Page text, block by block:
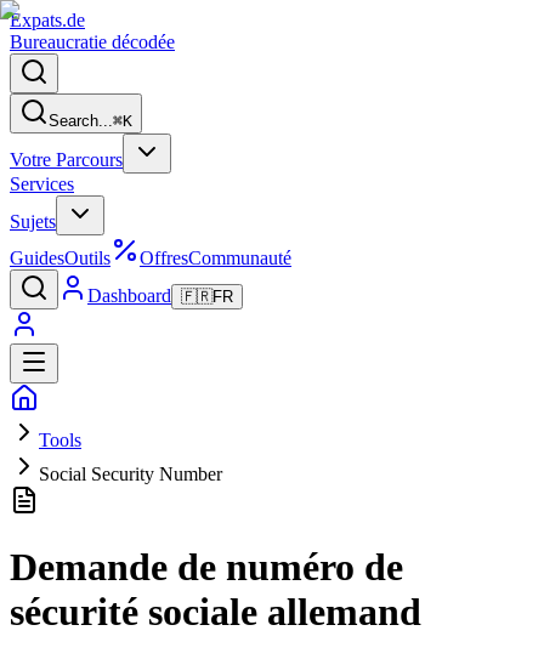
Expats.de
Bureaucratie décodée
Search...⌘K
Votre Parcours
Services
Sujets
GuidesOutils OffresCommunauté
Dashboard 🇫🇷FR
Tools
Social Security Number
Demande de numéro de
sécurité sociale allemand